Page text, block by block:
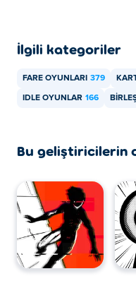
İlgili kategoriler
FARE OYUNLARI 379
IDLE OYUNLAR 166
Bu geliştiricilerin